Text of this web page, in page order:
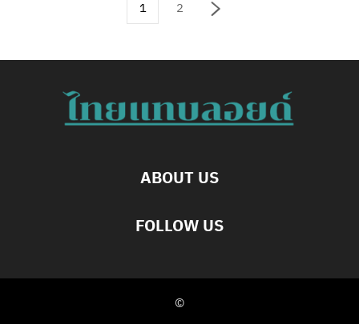
1 2
ABOUT US
FOLLOW US
©